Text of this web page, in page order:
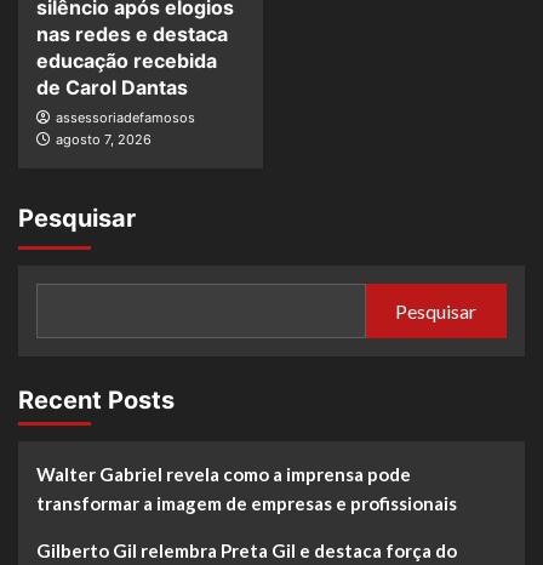
silêncio após elogios
nas redes e destaca
educação recebida
de Carol Dantas
assessoriadefamosos
agosto 7, 2026
Pesquisar
Pesquisar
Recent Posts
Walter Gabriel revela como a imprensa pode
transformar a imagem de empresas e profissionais
Gilberto Gil relembra Preta Gil e destaca força do